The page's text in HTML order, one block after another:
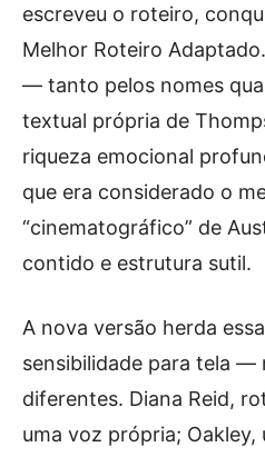
escreveu o roteiro,
Melhor Roteiro
— tanto pelos nomes
textual própria de
riqueza emocional
que era considerado o
“cinematográfico” de
contido e estrutura sutil.
A nova versão herda
sensibilidade para tela —
diferentes. Diana Reid,
uma voz própria; Oakley,